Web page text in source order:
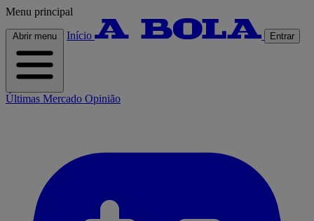
Menu principal
Abrir menu Início Entrar
Últimas Mercado Opinião